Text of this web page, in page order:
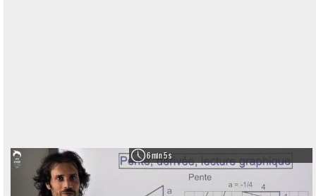
6 min 5 s